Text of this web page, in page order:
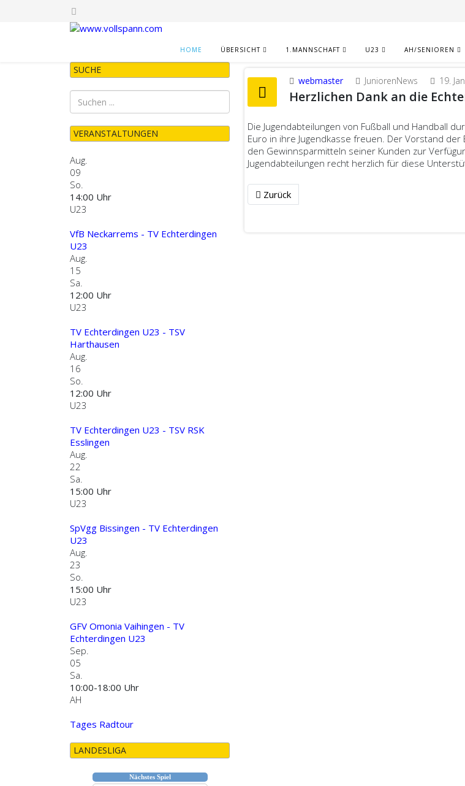
HOME ÜBERSICHT 1.MANNSCHAFT U23 AH/SENIOREN
SUCHE
VERANSTALTUNGEN
Aug.
09
So.
14:00 Uhr
U23
VfB Neckarrems - TV Echterdingen
U23
Aug.
15
Sa.
12:00 Uhr
U23
TV Echterdingen U23 - TSV
Harthausen
Aug.
16
So.
12:00 Uhr
U23
TV Echterdingen U23 - TSV RSK
Esslingen
Aug.
22
Sa.
15:00 Uhr
U23
SpVgg Bissingen - TV Echterdingen
U23
Aug.
23
So.
15:00 Uhr
U23
GFV Omonia Vaihingen - TV
Echterdingen U23
Sep.
05
Sa.
10:00-18:00 Uhr
AH
Tages Radtour
LANDESLIGA
webmaster JuniorenNews 19.
Herzlichen Dank an die
Die Jugendabteilungen von Fußball und Handball
Euro in ihre Jugendkasse freuen. Der Vorstand
den Gewinnsparmitteln seiner Kunden zur
Jugendabteilungen recht herzlich für diese
Vorheriger Beitrag: Ankündigung Feriencamps
Zurück